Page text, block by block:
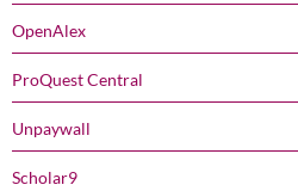
OpenAlex
ProQuest Central
Unpaywall
Scholar9